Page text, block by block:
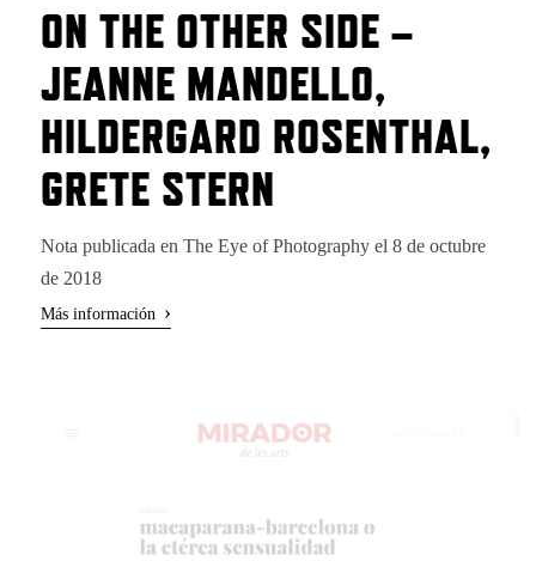
ON THE OTHER SIDE –
JEANNE MANDELLO,
HILDERGARD ROSENTHAL,
GRETE STERN
Nota publicada en The Eye of Photography el 8 de octubre
de 2018
Más información ›